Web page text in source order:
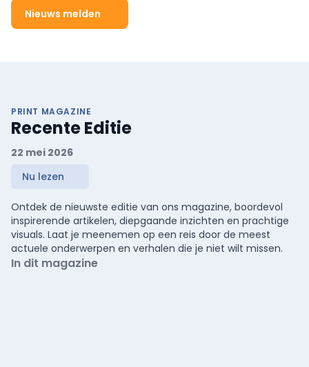
Nieuws melden
PRINT MAGAZINE
Recente Editie
22 mei 2026
Nu lezen
Ontdek de nieuwste editie van ons magazine, boordevol
inspirerende artikelen, diepgaande inzichten en prachtige
visuals. Laat je meenemen op een reis door de meest
actuele onderwerpen en verhalen die je niet wilt missen.
In dit magazine